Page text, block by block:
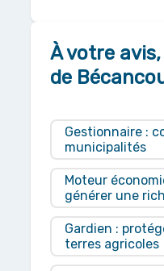
À votre
de
Gestionnaire :
municipalités
Moteur
générer une
Gardien :
terres agricoles